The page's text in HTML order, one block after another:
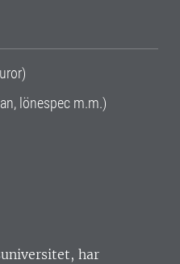
lönespec m.m.)
har